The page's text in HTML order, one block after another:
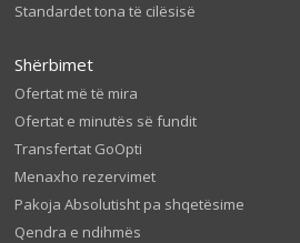
Standardet tona të cilësisë
Shërbimet
Ofertat më të mira
Ofertat e minutës së fundit
Transfertat GoOpti
Menaxho rezervimet
Pakoja Absolutisht pa shqetësime
Qendra e ndihmës